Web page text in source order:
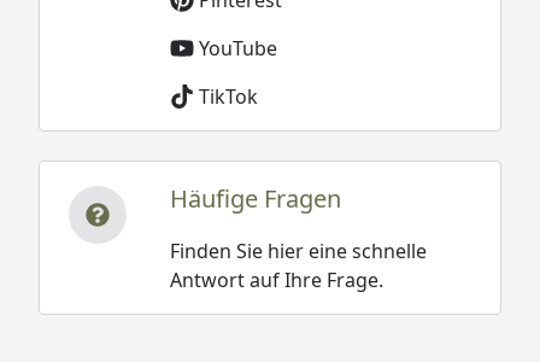
werden die
Fundamentbalken von
kostenlos mitgebracht.
Bertilo Gartenhaus - Laisholm 2 -
Montageanleitung & Fundamentplan
YouTube
TikTok
Häufige Fragen
Finden Sie hier eine schnelle
Antwort auf Ihre Frage.